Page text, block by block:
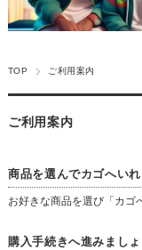
TOP ご利用案内
ご利用案内
商品を選んでカゴへいれ
お好きな商品を選び「カゴ
購入手続きへ進みましょ